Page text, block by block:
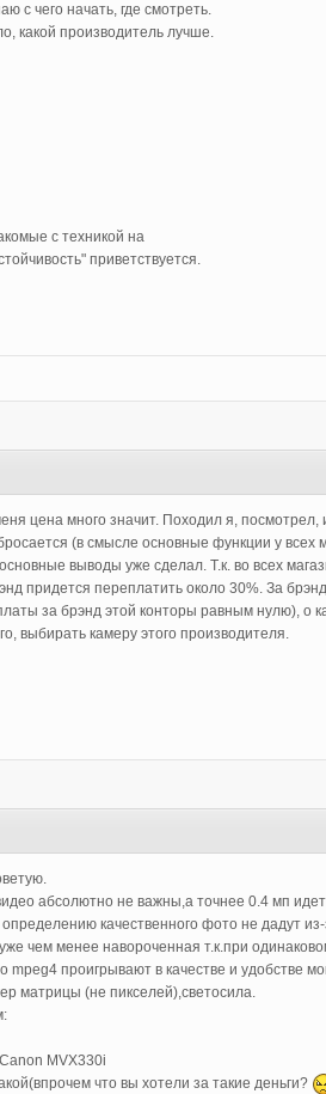
с чего начать, где смотреть.
какой производитель лучше.
с техникой на
приветствуется.
цена много значит. Походил я,
(в смысле основные функции у всех
выводы уже сделал. Т.к. во всех
придется переплатить около 30%. За
за брэнд этой конторы равным нулю), о
выбирать камеру этого производителя.
абсолютно не важны,а точнее 0.4 мп
качественного фото не дадут
чем менее навороченная т.к.при
проигрывают в качестве и удобстве
матрицы (не пикселей),светосила.
MVX330i
что вы хотели за такие деньги?